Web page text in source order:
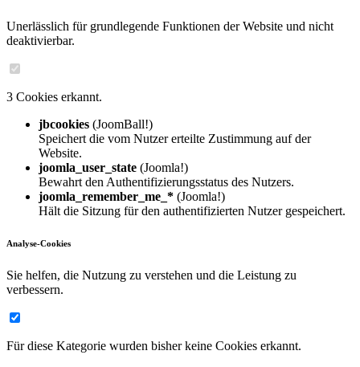
Unerlässlich für grundlegende Funktionen der Website und nicht
deaktivierbar.
3 Cookies erkannt.
jbcookies (JoomBall!)
Speichert die vom Nutzer erteilte Zustimmung auf der
Website.
joomla_user_state (Joomla!)
Bewahrt den Authentifizierungsstatus des Nutzers.
joomla_remember_me_* (Joomla!)
Hält die Sitzung für den authentifizierten Nutzer gespeichert.
Analyse-Cookies
Sie helfen, die Nutzung zu verstehen und die Leistung zu
verbessern.
Für diese Kategorie wurden bisher keine Cookies erkannt.